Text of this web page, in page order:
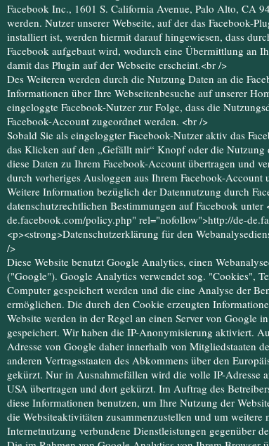
Facebook Inc., 1601 S. California Avenue, Palo Alto, CA
werden. Nutzer unserer Webseite, auf der das Facebook-
installiert ist, werden hiermit darauf hingewiesen, dass
Facebook aufgebaut wird, wodurch eine Übermittlung an
damit das Plugin auf der Webseite erscheint.<br />
Des Weiteren werden durch die Nutzung Daten an die
Informationen über Ihre Webseitenbesuche auf unserer
eingeloggte Facebook-Nutzer zur Folge, dass die
Facebook-Account zugeordnet werden. <br />
Sobald Sie als eingeloggter Facebook-Nutzer aktiv das
das Klicken auf den „Gefällt mir“ Knopf oder die
diese Daten zu Ihrem Facebook-Account übertragen und
durch vorheriges Ausloggen aus Ihrem Facebook-Account
Weitere Information bezüglich der Datennutzung durch
datenschutzrechtlichen Bestimmungen auf Facebook unter
de.facebook.com/policy.php" rel="nofollow">http://de-
<p><strong>Datenschutzerklärung für den
/>
Diese Website benutzt Google Analytics, einen
("Google"). Google Analytics verwendet sog. "Cookies",
Computer gespeichert werden und die eine Analyse der
ermöglichen. Die durch den Cookie erzeugten
Website werden in der Regel an einen Server von Google
gespeichert. Wir haben die IP-Anonymisierung aktiviert.
Adresse von Google daher innerhalb von Mitgliedstaaten
anderen Vertragsstaaten des Abkommens über den
gekürzt. Nur in Ausnahmefällen wird die volle IP-Adresse
USA übertragen und dort gekürzt. Im Auftrag des
diese Informationen benutzen, um Ihre Nutzung der
die Websiteaktivitäten zusammenzustellen und um weitere
Internetnutzung verbundene Dienstleistungen gegenüber